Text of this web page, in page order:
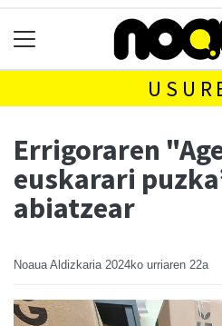
Errigoraren
euskarari
abiatzear
Noaua Aldizkaria 2024ko urriaren 22a